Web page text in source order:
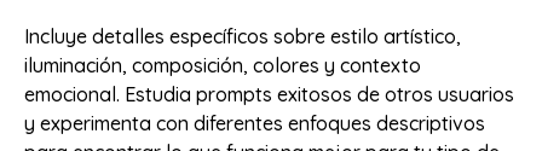
Incluye detalles específicos sobre estilo artístico,
iluminación, composición, colores y contexto
emocional. Estudia prompts exitosos de otros usuarios
y experimenta con diferentes enfoques descriptivos